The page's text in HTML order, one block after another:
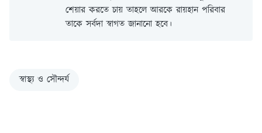
শেয়ার করতে চায় তাহলে আরকে রায়হান পরিবার
তাকে সর্বদা স্বাগত জানানো হবে।
স্বাস্থ্য ও সৌন্দর্য